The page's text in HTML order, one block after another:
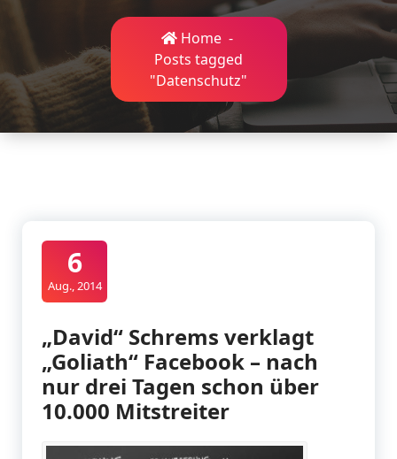
Home-
Posts tagged
"Datenschutz"
6
Aug., 2014
„David“ Schrems verklagt
„Goliath“ Facebook – nach
nur drei Tagen schon über
10.000 Mitstreiter